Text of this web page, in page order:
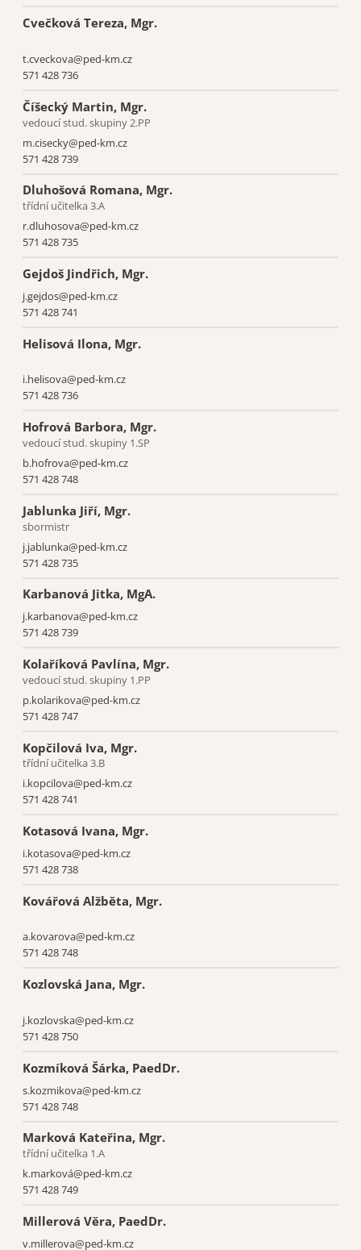
Cvečková Tereza, Mgr.
t.cveckova@ped‑km.cz
571 428 736
Číšecký Martin, Mgr.
vedoucí stud. skupiny 2.PP
m.cisecky@ped-km.cz
571 428 739
Dluhošová Romana, Mgr.
třídní učitelka 3.A
r.dluhosova@ped-km.cz
571 428 735
Gejdoš Jindřich, Mgr.
j.gejdos@ped-km.cz
571 428 741
Helisová Ilona, Mgr.
i.helisova@ped-km.cz
571 428 736
Hofrová Barbora, Mgr.
vedoucí stud. skupiny 1.SP
b.hofrova@ped‑km.cz
571 428 748
Jablunka Jiří, Mgr.
sbormistr
j.jablunka@ped-km.cz
571 428 735
Karbanová Jitka, MgA.
j.karbanova@ped-km.cz
571 428 739
Kolaříková Pavlína, Mgr.
vedoucí stud. skupiny 1.PP
p.kolarikova@ped-km.cz
571 428 747
Kopčilová Iva, Mgr.
třídní učitelka 3.B
i.kopcilova@ped-km.cz
571 428 741
Kotasová Ivana, Mgr.
i.kotasova@ped-km.cz
571 428 738
Kovářová Alžběta, Mgr.
a.kovarova@ped‑km.cz
571 428 748
Kozlovská Jana, Mgr.
j.kozlovska@ped-km.cz
571 428 750
Kozmíková Šárka, PaedDr.
s.kozmikova@ped-km.cz
571 428 748
Marková Kateřina, Mgr.
třídní učitelka 1.A
k.marková@ped-km.cz
571 428 749
Millerová Věra, PaedDr.
v.millerova@ped-km.cz